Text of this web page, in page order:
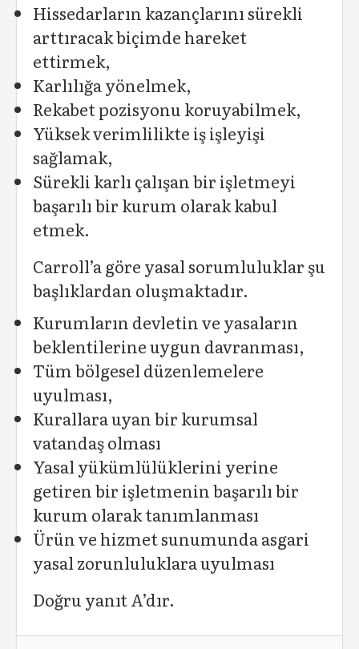
Hissedarların kazançlarını sürekli
arttıracak biçimde hareket
ettirmek,
Karlılığa yönelmek,
Rekabet pozisyonu koruyabilmek,
Yüksek verimlilikte iş işleyişi
sağlamak,
Sürekli karlı çalışan bir işletmeyi
başarılı bir kurum olarak kabul
etmek.
Carroll’a göre yasal sorumluluklar şu
başlıklardan oluşmaktadır.
Kurumların devletin ve yasaların
beklentilerine uygun davranması,
Tüm bölgesel düzenlemelere
uyulması,
Kurallara uyan bir kurumsal
vatandaş olması
Yasal yükümlülüklerini yerine
getiren bir işletmenin başarılı bir
kurum olarak tanımlanması
Ürün ve hizmet sunumunda asgari
yasal zorunluluklara uyulması
Doğru yanıt A’dır.